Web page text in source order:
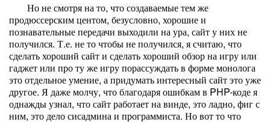
Но не смотря на то, что создаваемые тем же
продюссерским центом, безусловно, хорошие и
познавательные передачи выходили на ура, сайт у них не
получился. Т.е. не то чтобы не получился, я считаю, что
сделать хороший сайт и сделать хороший обзор на игру или
гаджет или про ту же игру порассуждать в форме монолога
это отдельное умение, а придумать интересный сайт это уже
другое. Я даже молчу, что благодаря ошибкам в PHP-коде я
однажды узнал, что сайт работает на винде, это ладно, фиг с
ним, это дело сисадмина и программиста. Но вот то что